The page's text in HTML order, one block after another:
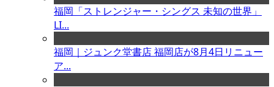
福岡「ストレンジャー・シングス 未知の世界」
LI...
福岡｜ジュンク堂書店 福岡店が8月4日リニュー
ア...